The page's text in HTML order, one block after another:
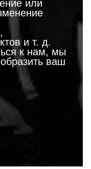
или
и т. д.
к нам, мы
ваш